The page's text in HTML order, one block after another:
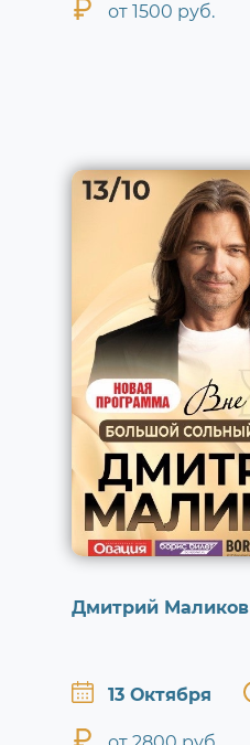
от 1500 руб.
Дмитрий Маликов
13 Октября